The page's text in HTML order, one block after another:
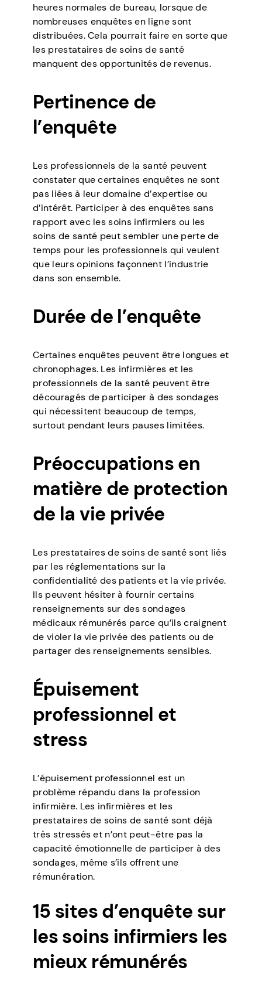
heures normales de bureau, lorsque de
nombreuses enquêtes en ligne sont
distribuées. Cela pourrait faire en sorte que
les prestataires de soins de santé
manquent des opportunités de revenus.
Pertinence de
l’enquête
Les professionnels de la santé peuvent
constater que certaines enquêtes ne sont
pas liées à leur domaine d’expertise ou
d’intérêt. Participer à des enquêtes sans
rapport avec les soins infirmiers ou les
soins de santé peut sembler une perte de
temps pour les professionnels qui veulent
que leurs opinions façonnent l’industrie
dans son ensemble.
Durée de l’enquête
Certaines enquêtes peuvent être longues et
chronophages. Les infirmières et les
professionnels de la santé peuvent être
découragés de participer à des sondages
qui nécessitent beaucoup de temps,
surtout pendant leurs pauses limitées.
Préoccupations en
matière de protection
de la vie privée
Les prestataires de soins de santé sont liés
par les réglementations sur la
confidentialité des patients et la vie privée.
Ils peuvent hésiter à fournir certains
renseignements sur des sondages
médicaux rémunérés parce qu’ils craignent
de violer la vie privée des patients ou de
partager des renseignements sensibles.
Épuisement
professionnel et
stress
L’épuisement professionnel est un
problème répandu dans la profession
infirmière. Les infirmières et les
prestataires de soins de santé sont déjà
très stressés et n’ont peut-être pas la
capacité émotionnelle de participer à des
sondages, même s’ils offrent une
rémunération.
15 sites d’enquête sur
les soins infirmiers les
mieux rémunérés